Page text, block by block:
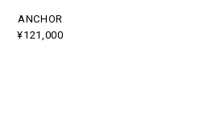
ANCHOR
¥121,000